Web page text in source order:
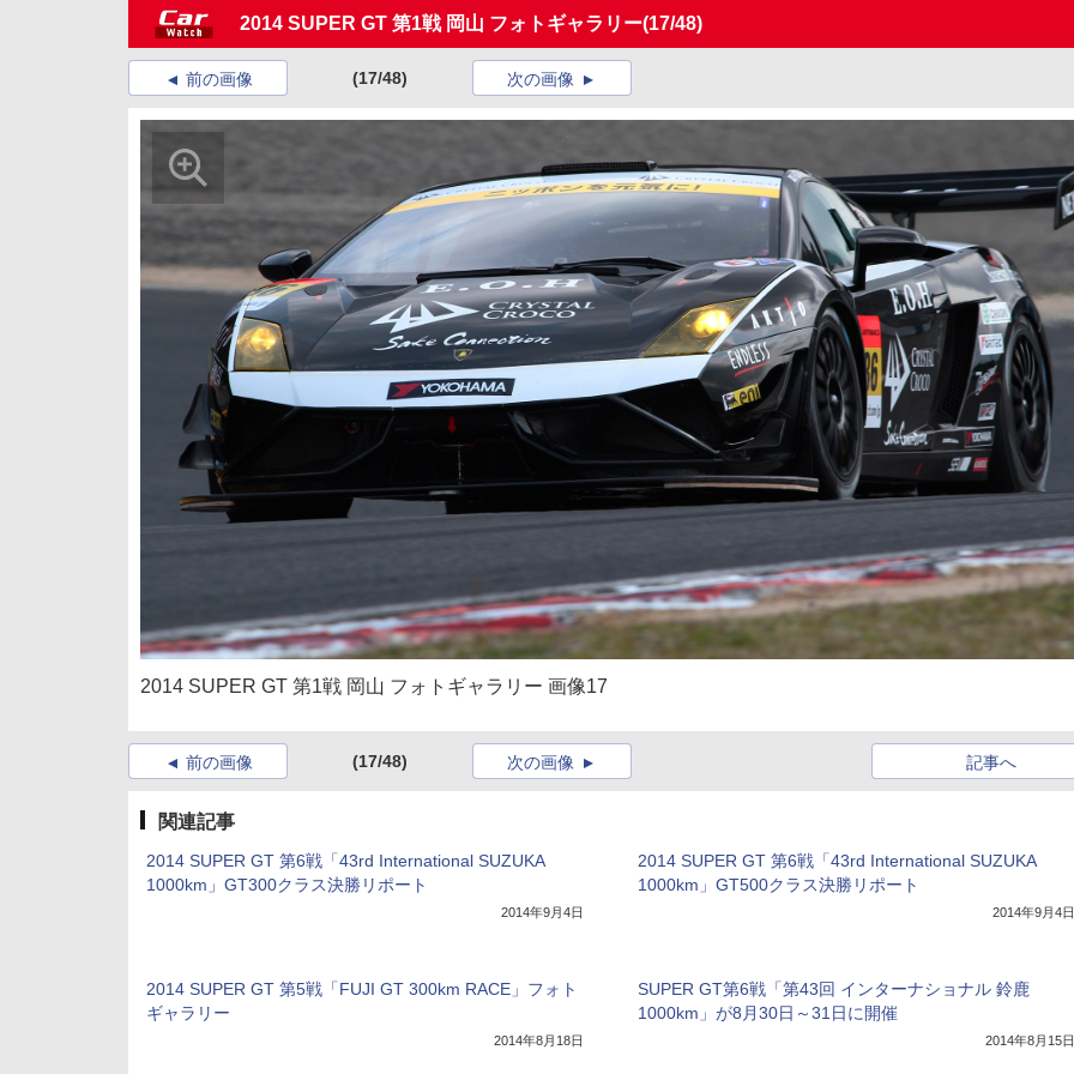
2014 SUPER GT 第1戦 岡山 フォトギャラリー(17/48)
前の画像 (17/48) 次の画像
2014 SUPER GT 第1戦 岡山 フォトギャラリー 画像17
前の画像 (17/48) 記事へ
次の画像
関連記事
2014 SUPER GT 第6戦「43rd International SUZUKA
1000km」GT300クラス決勝リポート
2014年9月4日
2014 SUPER GT 第6戦「43rd International SUZUKA
1000km」GT500クラス決勝リポート
2014年9月4日
2014 SUPER GT 第5戦「FUJI GT 300km RACE」フォト
ギャラリー
2014年8月18日
SUPER GT第6戦「第43回 インターナショナル 鈴鹿
1000km」が8月30日～31日に開催
2014年8月15日